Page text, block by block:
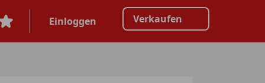
Einloggen Verkaufen